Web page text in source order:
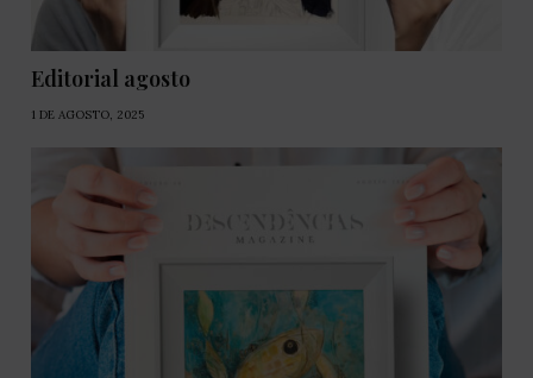
Editorial agosto
1 DE AGOSTO, 2025